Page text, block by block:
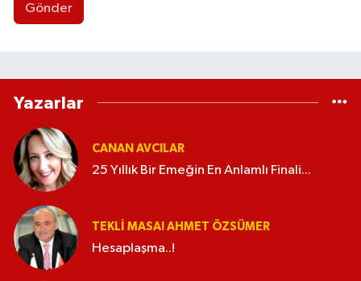
Gönder
Yazarlar
CANAN AVCILAR
25 Yıllık Bir Emeğin En Anlamlı Finali...
TEKLI MASA! AHMET ÖZSÜMER
Hesaplaşma..!